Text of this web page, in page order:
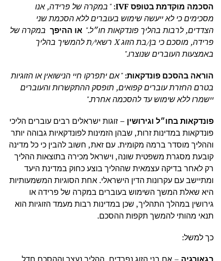
הסכמה מוקדמת בטופס
:
" במקרה של פרידה, אנו
מסכימים כי לא ייעשה שימוש בעוברים ללא הסכמת שני
הצדדים, לרבות בהליך פונדקאות חו״ל." או ההיפך במקרה של
פרידה, מוסכם כי בן/בת הזוגX
רשאי/ת להמשיך בהליך
באמצעות העוברים שנוצרו."
הוראה בהסכם פונדקאות:"אם יתפרקו חיי הנישואין או הזוגיות
בטרם החזרת עוברים קפואים, תופסק ההתקשרות והעוברים
יישמרו ללא שימוש עד להסכמה אחרת."
פונדקאות בחו״ל וגירושין – זוגות ישראלים רבים עוברים הליכי
פונדקאות במדינות זרות, שבהן הזמינות לפונדקאיות גבוהה יותר
וההליך מוסדר ברמה מקומית. עם זאת, חשוב להבין כי כל מדינה
קובעת מסגרת משפטית שונה, וישראל מכירה בתוצאות ההליך
רק לאחר בדיקה עצמאית שההליך בוצע כחוק במדינת היעד
ומתיישב עם עקרונות הדין הישראלי. אחת הסוגיות המשמעותיות
היא שאלת המשך השימוש בעוברים במקרה של פרידה או
גירושין במהלך התהליך, שכן במדינות רבות מעמד הזוגיות הוא
תנאי מהותי להמשך תקפות ההסכם.
כך למשל:
בגאורגיה – אם בני הזוג נפרדים, ההליך נעצר וההסכם חדל